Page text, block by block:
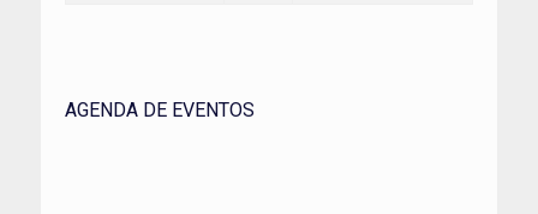
AGENDA DE EVENTOS